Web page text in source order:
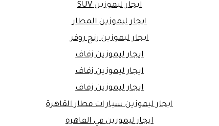
ايجار ليموزين SUV
ايجار ليموزين المطار
ايجار ليموزين رنج روفر
ايجار ليموزين زفاف
ايجار ليموزين زفاف
ايجار ليموزين زفاف
ايجار ليموزين سيارات مطار القاهرة
ايجار ليموزين في القاهرة